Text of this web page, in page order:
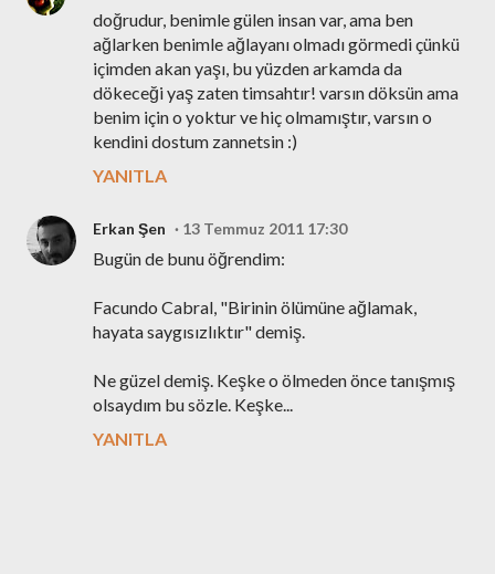
doğrudur, benimle gülen insan var, ama ben
ağlarken benimle ağlayanı olmadı görmedi çünkü
içimden akan yaşı, bu yüzden arkamda da
dökeceği yaş zaten timsahtır! varsın döksün ama
benim için o yoktur ve hiç olmamıştır, varsın o
kendini dostum zannetsin :)
YANITLA
Erkan Şen 13 Temmuz 2011 17:30
Bugün de bunu öğrendim:
Facundo Cabral, "Birinin ölümüne ağlamak,
hayata saygısızlıktır" demiş.
Ne güzel demiş. Keşke o ölmeden önce tanışmış
olsaydım bu sözle. Keşke...
YANITLA